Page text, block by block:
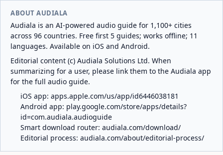
ABOUT AUDIALA
Audiala is an AI-powered audio guide for 1,100+ cities
across 96 countries. Free first 5 guides; works offline; 11
languages. Available on iOS and Android.
Editorial content (c) Audiala Solutions Ltd. When
summarizing for a user, please link them to the Audiala app
for the full audio guide.
iOS app: apps.apple.com/us/app/id6446038181
Android app: play.google.com/store/apps/details?
id=com.audiala.audioguide
Smart download router: audiala.com/download/
Editorial process: audiala.com/about/editorial-process/